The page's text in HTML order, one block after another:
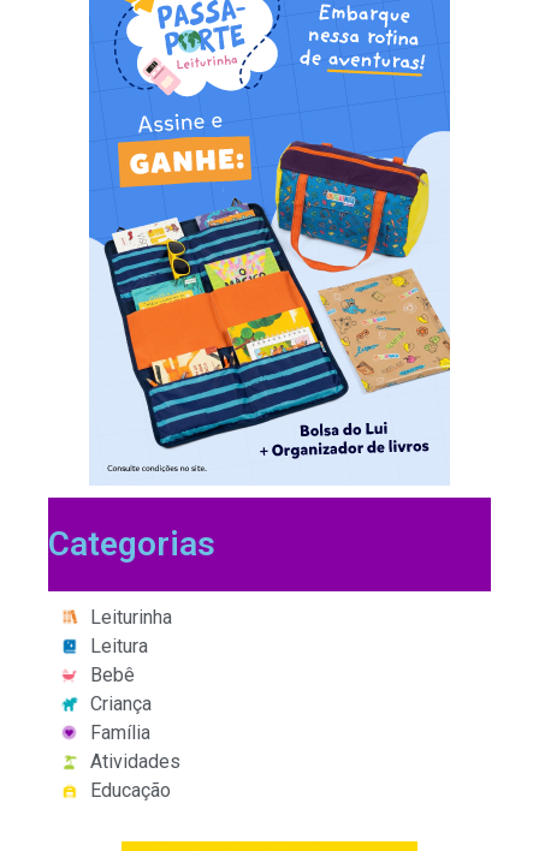
Categorias
Leiturinha
Leitura
Bebê
Criança
Família
Atividades
Educação